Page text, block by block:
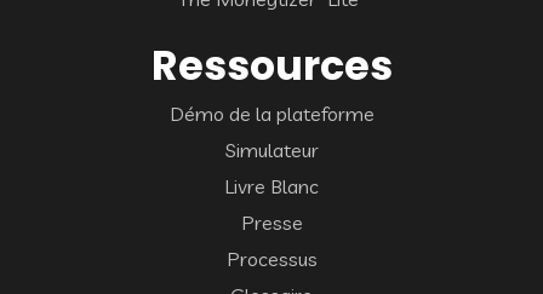
Ressources
Démo de la plateforme
Simulateur
Livre Blanc
Presse
Processus